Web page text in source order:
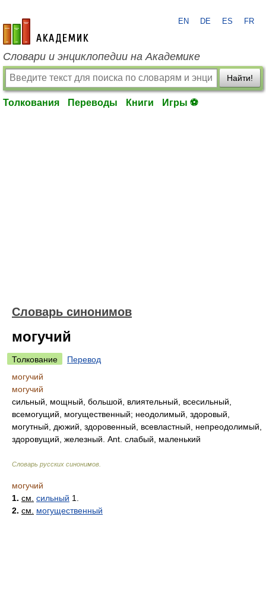
academic.ru
EN DE ES FR
Словари и энциклопедии на Академике
Найти!
Толкования Переводы Книги Игры ⚽
Словарь синонимов
могучий
Толкование
Перевод
могучий
могучий
сильный, мощный, большой, влиятельный, всесильный,
всемогущий, могущественный; неодолимый, здоровый,
могутный, дюжий, здоровенный, всевластный, непреодолимый,
здоровущий, железный. Ant. слабый, маленький
Словарь русских синонимов
могучий
1. см. сильный 1.
2. см. могущественный